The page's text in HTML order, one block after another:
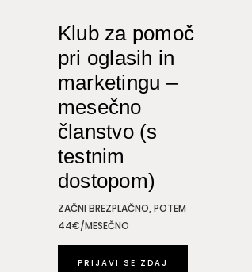
Klub za pomoč
pri oglasih in
marketingu –
mesečno
članstvo (s
testnim
dostopom)
ZAČNI BREZPLAČNO, POTEM
44€/MESEČNO
PRIJAVI SE ZDAJ